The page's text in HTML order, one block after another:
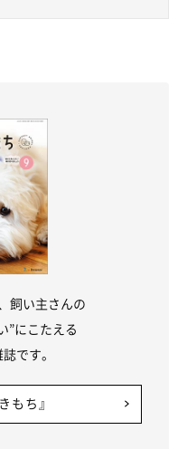
飼い主さんの
”にこたえる
です。
もち』